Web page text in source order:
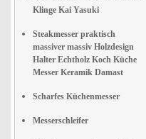
Klinge Kai Yasuki
Steakmesser praktisch
massiver massiv Holzdesign
Halter Echtholz Koch Küche
Messer Keramik Damast
Scharfes Küchenmesser
Messerschleifer